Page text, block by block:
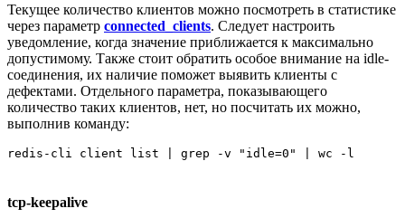
Текущее количество клиентов можно посмотреть в статистике
через параметр connected_clients. Следует настроить
уведомление, когда значение приближается к максимально
допустимому. Также стоит обратить особое внимание на idle-
соединения, их наличие поможет выявить клиенты с
дефектами. Отдельного параметра, показывающего
количество таких клиентов, нет, но посчитать их можно,
выполнив команду:
tcp-keepalive